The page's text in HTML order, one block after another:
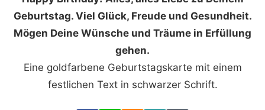
Geburtstag. Viel Glück, Freude und Gesundheit.
Mögen Deine Wünsche und Träume in Erfüllung
gehen.
Eine goldfarbene Geburtstagskarte mit einem
festlichen Text in schwarzer Schrift.